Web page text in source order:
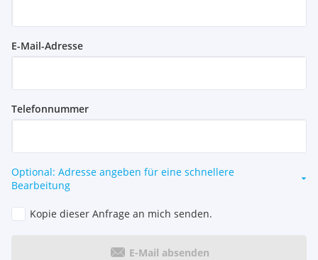
E-Mail-Adresse
Telefonnummer
Optional: Adresse angeben für eine schnellere
Bearbeitung
Kopie dieser Anfrage an mich senden.
E-Mail absenden